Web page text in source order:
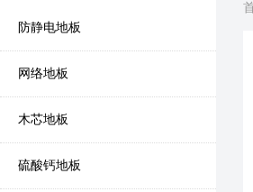
防静电地板
网络地板
木芯地板
硫酸钙地板